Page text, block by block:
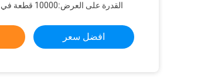
القدرة على العرض:10000 قطعة في الشهر
افضل سعر